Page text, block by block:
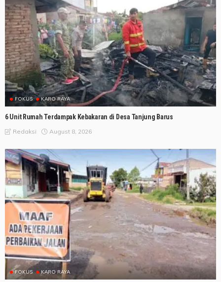
FOKUS KARO RAYA
6 Unit Rumah Terdampak Kebakaran di Desa Tanjung Barus
Redaksi August 8, 2026
FOKUS KARO RAYA